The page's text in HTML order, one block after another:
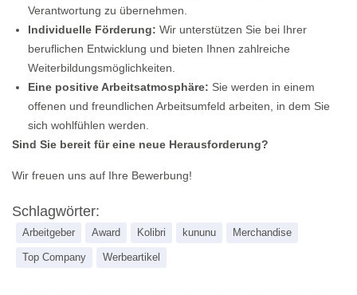
Verantwortung zu übernehmen.
Individuelle Förderung: Wir unterstützen Sie bei Ihrer
beruflichen Entwicklung und bieten Ihnen zahlreiche
Weiterbildungsmöglichkeiten.
Eine positive Arbeitsatmosphäre: Sie werden in einem
offenen und freundlichen Arbeitsumfeld arbeiten, in dem Sie
sich wohlfühlen werden.
Sind Sie bereit für eine neue Herausforderung?
Wir freuen uns auf Ihre Bewerbung!
Schlagwörter:
Arbeitgeber Award Kolibri kununu Merchandise
Top Company Werbeartikel